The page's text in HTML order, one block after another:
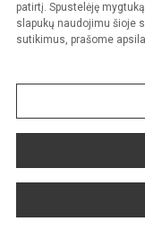
patirtį. Spustelėję
slapukų naudojimu šioje
sutikimus, prašome
Sumanus būdas